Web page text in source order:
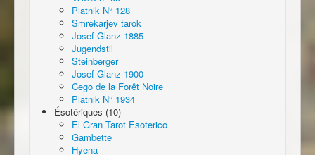
Piatnik N° 128
Smrekarjev tarok
Josef Glanz 1885
Jugendstil
Steinberger
Josef Glanz 1900
Cego de la Forêt Noire
Piatnik N° 1934
Ésotériques (10)
El Gran Tarot Esoterico
Gambette
Hyena